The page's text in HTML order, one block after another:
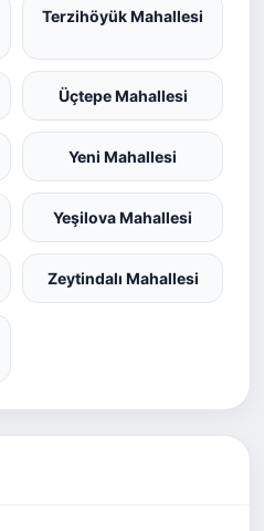
Terzihöyük Mahallesi
Üçtepe Mahallesi
Yeni Mahallesi
Yeşilova Mahallesi
Zeytindalı Mahallesi